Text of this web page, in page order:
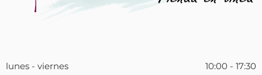
lunes - viernes
10:00 - 17:30